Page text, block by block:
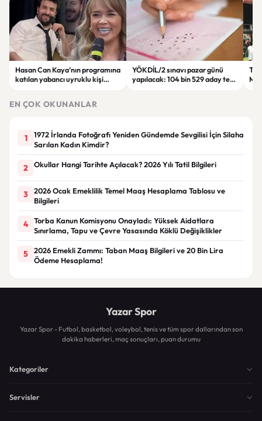
Hasan Can Kaya’nın programına
katılan yabancı uyruklu kişi
YÖKDİL/2 sınavı pazar günü
yapılacak: 104 bin 529 aday ter
EN ÇOK OKUNANLAR
1
1972 İrlanda Fotoğrafı Yeniden Gündemde Sevgilisi İçin Silaha
Sarılan Kadın Kimdir?
2 Okullar Hangi Tarihte Açılacak? 2026 Yılı Tatil Bilgileri
3
2026 Ocak Emeklilik Temel Maaş Hesaplama Tablosu ve
Bilgileri
4
Torba Kanun Komisyonu Onayladı: Yüksek Aidatlara
Sınırlama, Tapu ve Çevre Yasasında Köklü Değişiklikler
5
2026 Emekli Zammı: Taban Maaş Bilgileri ve 20 Bin Lira
Ödeme Hesaplama!
Yazar Spor
Yazar Spor - Futbol, basketbol, voleybol, tenis ve tüm spor dallarından son
dakika haberleri, maç sonuçları, puan durumu
Kategoriler
Servisler